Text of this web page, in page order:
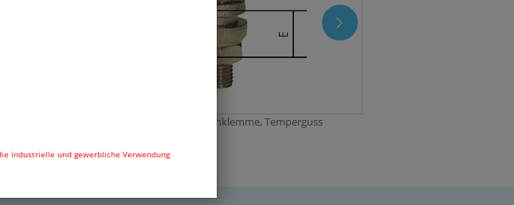
industrielle und gewerbliche Verwendung
Exemplarische Darstellung: Sicherheits-Schlauchklemme, Temperguss